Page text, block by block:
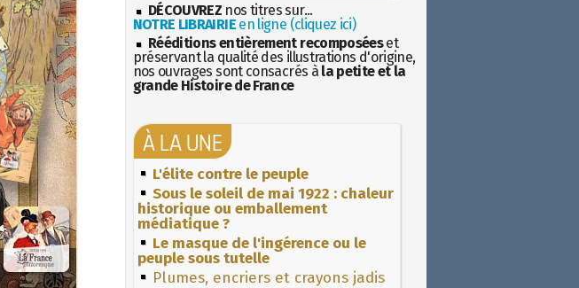
DÉCOUVREZ nos titres sur...
NOTRE LIBRAIRIEen ligne (cliquez ici)
Rééditions entièrement recomposéeset
préservant la qualité des illustrations d'origine,
nos ouvrages sont consacrés à la petite et la
grande Histoire de France
À LA UNE
L'élite contre le peuple
Sous le soleil de mai 1922 : chaleur
historique ou emballement
médiatique ?
Le masque de l'ingérence ou le
peuple sous tutelle
Plumes, encriers et crayons jadis